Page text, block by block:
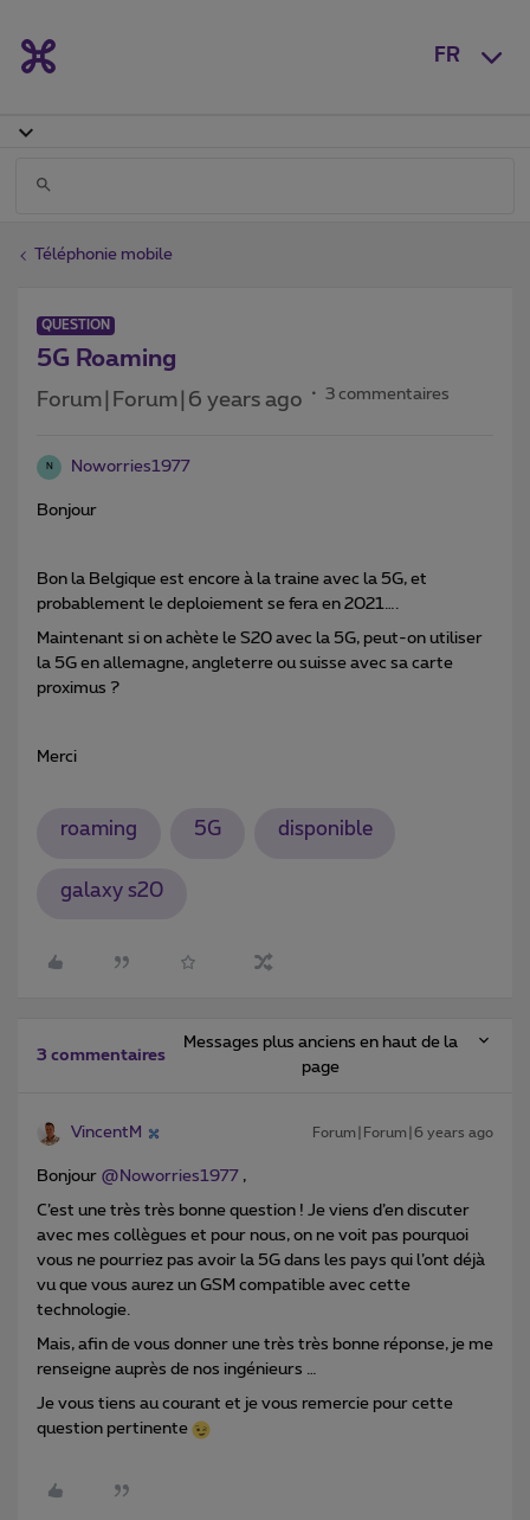
FR
Téléphonie mobile
QUESTION
5G Roaming
Forum|Forum|6 years ago 3 commentaires
N Noworries1977
Bonjour
Bon la Belgique est encore à la traine avec la 5G, et
probablement le deploiement se fera en 2021….
Maintenant si on achète le S20 avec la 5G, peut-on utiliser
la 5G en allemagne, angleterre ou suisse avec sa carte
proximus ?
Merci
roaming 5G disponible
galaxy s20
3 commentaires
Messages plus anciens en haut de la
page
VincentM Forum|Forum|6 years ago
Bonjour @Noworries1977 ,
C’est une très très bonne question ! Je viens d’en discuter
avec mes collègues et pour nous, on ne voit pas pourquoi
vous ne pourriez pas avoir la 5G dans les pays qui l’ont déjà
vu que vous aurez un GSM compatible avec cette
technologie.
Mais, afin de vous donner une très très bonne réponse, je me
renseigne auprès de nos ingénieurs …
Je vous tiens au courant et je vous remercie pour cette
question pertinente